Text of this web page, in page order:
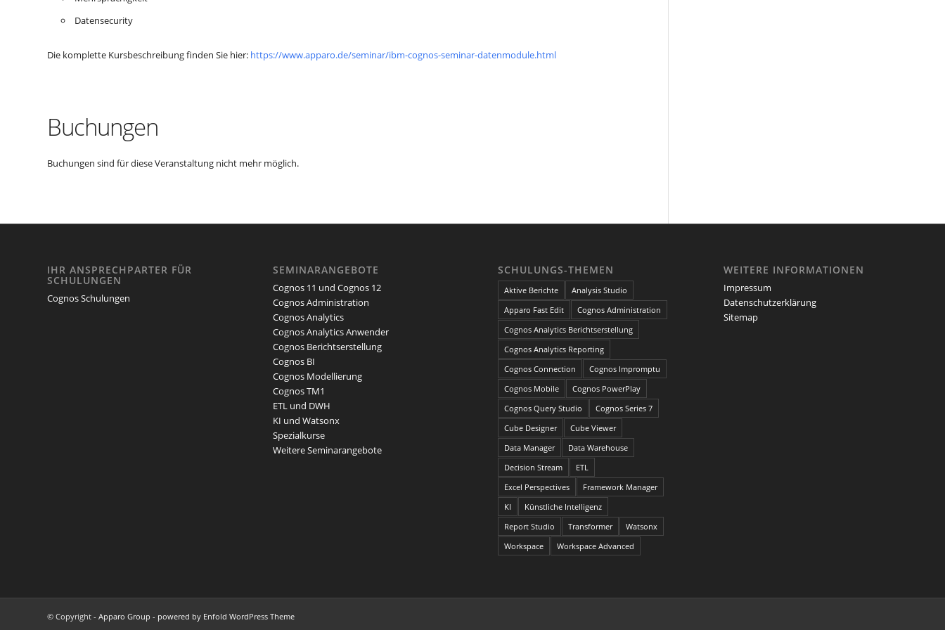
Datensecurity
Die komplette Kursbeschreibung finden Sie hier: https://www.apparo.de/seminar/ibm-cognos-seminar-datenmodule.html
Buchungen
Buchungen sind für diese Veranstaltung nicht mehr möglich.
IHR ANSPRECHPARTER FÜR
SCHULUNGEN
Cognos Schulungen
SEMINARANGEBOTE
Cognos 11 und Cognos 12
Cognos Administration
Cognos Analytics
Cognos Analytics Anwender
Cognos Berichtserstellung
Cognos BI
Cognos Modellierung
Cognos TM1
ETL und DWH
KI und Watsonx
Spezialkurse
Weitere Seminarangebote
SCHULUNGS-THEMEN
Aktive Berichte
Analysis Studio
Apparo Fast Edit
Cognos Administration
Cognos Analytics Berichtserstellung
Cognos Analytics Reporting
Cognos Connection
Cognos Impromptu
Cognos Mobile
Cognos PowerPlay
Cognos Query Studio
Cognos Series 7
Cube Designer
Cube Viewer
Data Manager
Data Warehouse
Decision Stream
ETL
Excel Perspectives
Framework Manager
KI
Künstliche Intelligenz
Report Studio
Transformer
Watsonx
Workspace
Workspace Advanced
WEITERE INFORMATIONEN
Impressum
Datenschutzerklärung
Sitemap
© Copyright - Apparo Group - powered by Enfold WordPress Theme